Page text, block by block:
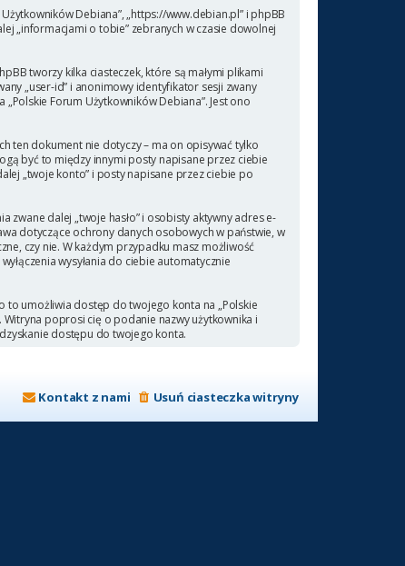
Debiana”, „https://www.debian.pl” i phpBB
„informacjami o tobie” zebranych w czasie dowolnej
tworzy kilka ciasteczek, które są małymi plikami
„user-id” i anonimowy identyfikator sesji zwany
Forum Użytkowników Debiana”. Jest ono
ten dokument nie dotyczy – ma on opisywać tylko
być to między innymi posty napisane przez ciebie
„twoje konto” i posty napisane przez ciebie po
zwane dalej „twoje hasło” i osobisty aktywny adres e-
dotyczące ochrony danych osobowych w państwie, w
czy nie. W każdym przypadku masz możliwość
wysyłania do ciebie automatycznie
to umożliwia dostęp do twojego konta na „Polskie
Witryna poprosi cię o podanie nazwy użytkownika i
dostępu do twojego konta.
Usuń ciasteczka witryny
Kontakt z nami